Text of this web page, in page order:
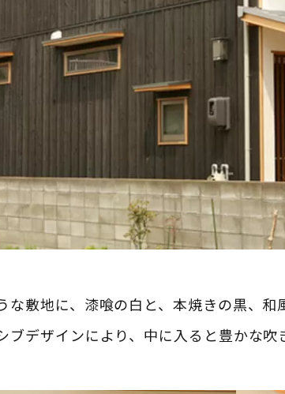
な敷地に、漆喰の白と、本焼きの黒、
ブデザインにより、中に入ると豊かな吹